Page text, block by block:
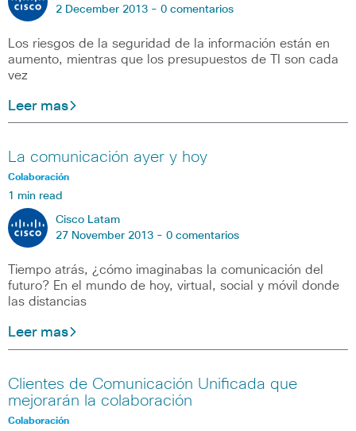
2 December 2013 - 0 comentarios
Los riesgos de la seguridad de la información están en
aumento, mientras que los presupuestos de TI son cada
vez
Leer mas
La comunicación ayer y hoy
Colaboración
1 min read
Cisco Latam
27 November 2013 - 0 comentarios
Tiempo atrás, ¿cómo imaginabas la comunicación del
futuro? En el mundo de hoy, virtual, social y móvil donde
las distancias
Leer mas
Clientes de Comunicación Unificada que
mejorarán la colaboración
Colaboración